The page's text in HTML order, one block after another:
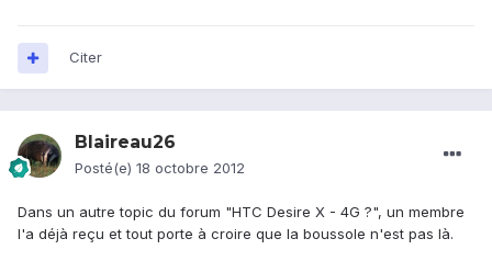
Citer
Blaireau26
Posté(e) 18 octobre 2012
Dans un autre topic du forum "HTC Desire X - 4G ?", un membre
l'a déjà reçu et tout porte à croire que la boussole n'est pas là.